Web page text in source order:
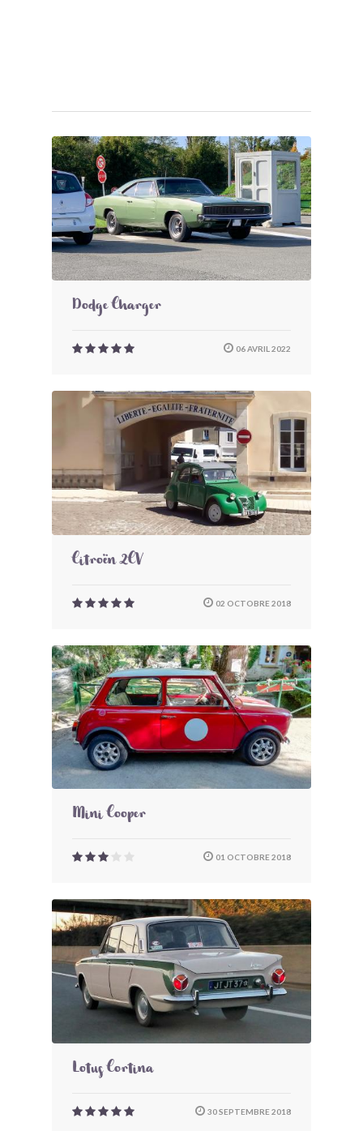
Dodge Charger
06 AVRIL 2022
Citroën 2CV
02 OCTOBRE 2018
Mini Cooper
01 OCTOBRE 2018
Lotus Cortina
30 SEPTEMBRE 2018